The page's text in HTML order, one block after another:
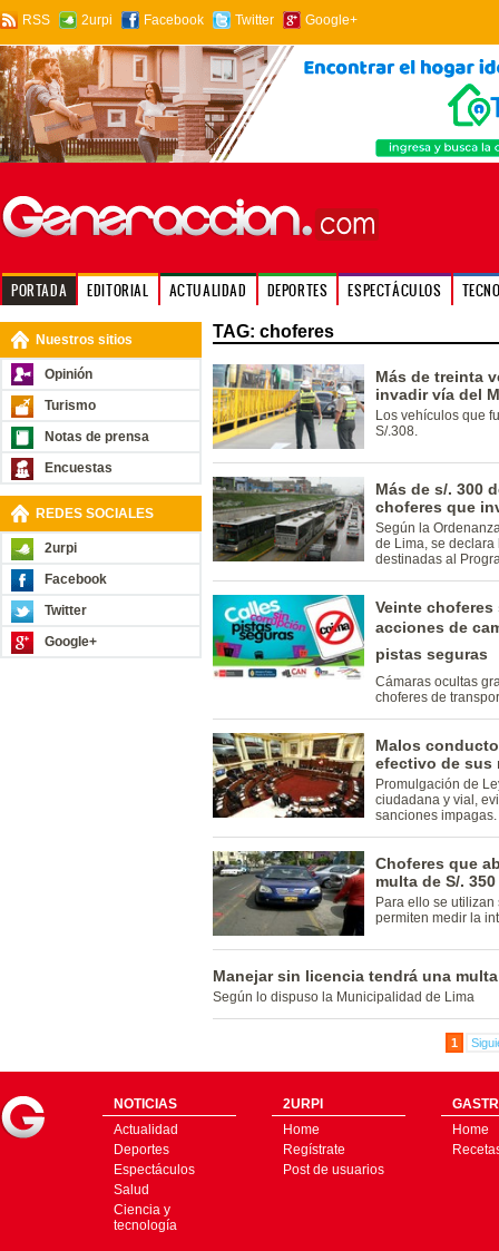
RSS 2urpi Facebook Twitter Google+
PORTADA EDITORIAL ACTUALIDAD DEPORTES ESPECTÁCULOS
Nuestros sitios
Opinión
Turismo
Notas de prensa
Encuestas
REDES SOCIALES
2urpi
Facebook
Twitter
Google+
TAG: choferes
Más de treinta
invadir vía del
Los vehículos que
S/.308.
Más de s/. 300
choferes que
Según la
de Lima, se
destinadas al
Veinte
acciones de
pistas seguras
Cámaras ocultas
choferes de
Malos
efectivo de sus
Promulgación de
ciudadana y vial,
sanciones impagas.
Choferes que
multa de S/.
Para ello se
permiten medir la
Manejar sin licencia tendrá una multa
Según lo dispuso la Municipalidad de Lima
1
NOTICIAS
Actualidad
Deportes
Espectáculos
Salud
Ciencia y
tecnología
2URPI
Home
Regístrate
Post de usuarios
Home